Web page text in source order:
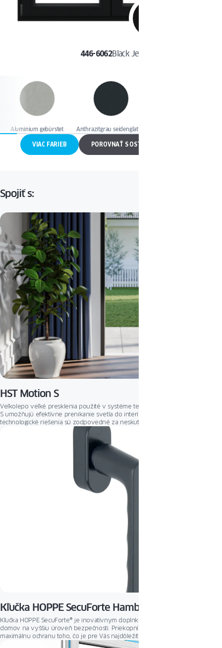
Aluminium gebürstet Anthrazitgrau seidenglatt II
VIAC FARIEB POROVNAŤ S OSTATNÝMI OKNAMI
446-6062Black Jet
Spojiť s:
HST Motion S
Veľkolepo veľké presklenia použité v systéme terasových dverí HST MOTION
S umožňujú efektívne prenikanie svetla do interiérov. Inovatívne
technologické riešenia sú zodpovedné za neskutočnú stabilitu konštrukcie a
bezbariérovú komunikáciu.
Kľučka HOPPE SecuForte Hamburg Standard
Kľučka HOPPE SecuForte® je inovatívnym doplnkom, ktorý prinesie Váš
domov na vyššiu úroveň bezpečnosti. Priekopnícky mechanizmus poskytuje
maximálnu ochranu toho, čo je pre Vás najdôležitejšie.